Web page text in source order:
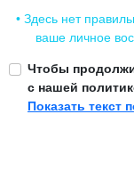
• Здесь нет
ваше личное
Чтобы
с нашей
Показать текст